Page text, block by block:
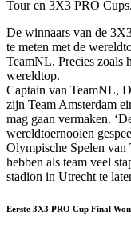
Tour en 3X3 PRO Cups.
De winnaars van de
te meten met de
TeamNL. Precies zoals
wereldtop.
Captain van TeamNL,
zijn Team Amsterdam
mag gaan vermaken.
wereldtoernooien
Olympische Spelen van
hebben als team veel
stadion in Utrecht te
Eerste 3X3 PRO Cup Final